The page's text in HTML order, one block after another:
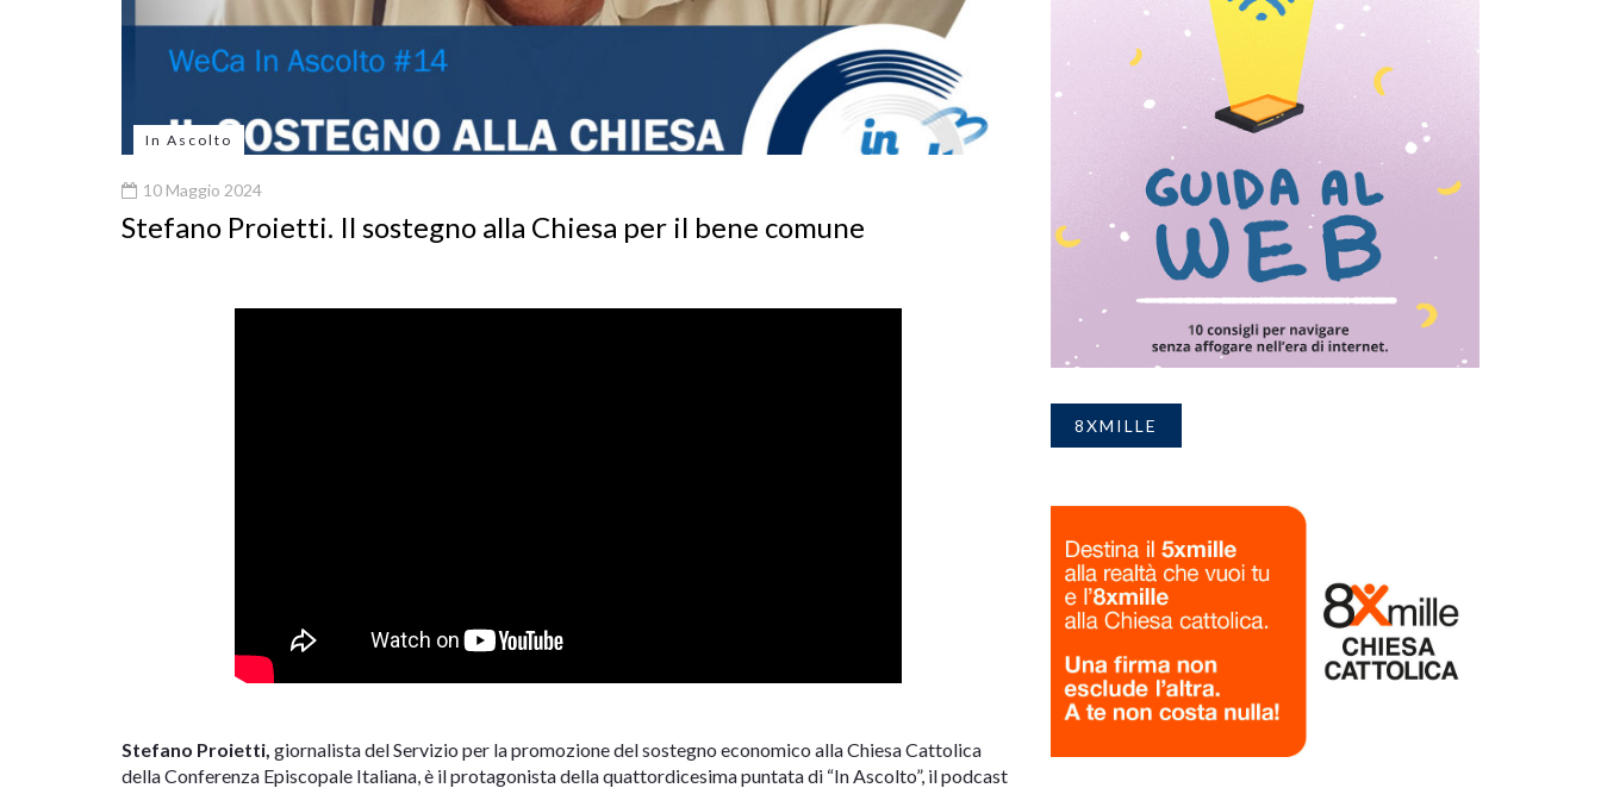
In Ascolto
10 Maggio 2024
Stefano Proietti. Il sostegno alla Chiesa per il bene comune
Stefano Proietti, giornalista del Servizio per la promozione del sostegno economico alla Chiesa Cattolica
della Conferenza Episcopale Italiana, è il protagonista della quattordicesima puntata di “In Ascolto”, il podcast
8XMILLE